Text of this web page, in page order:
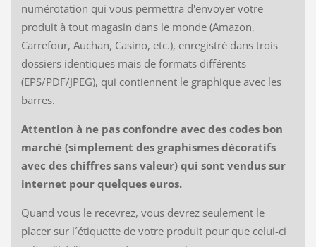
numérotation qui vous permettra d'envoyer votre
produit à tout magasin dans le monde (Amazon,
Carrefour, Auchan, Casino, etc.), enregistré dans trois
dossiers identiques mais de formats différents
(EPS/PDF/JPEG), qui contiennent le graphique avec les
barres.
Attention à ne pas confondre avec des codes bon
marché (simplement des graphismes décoratifs
avec des chiffres sans valeur) qui sont vendus sur
internet pour quelques euros.
Quand vous le recevrez, vous devrez seulement le
placer sur l´étiquette de votre produit pour que celui-ci